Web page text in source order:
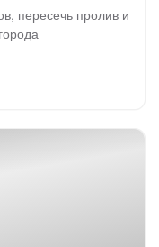
пересечь пролив и